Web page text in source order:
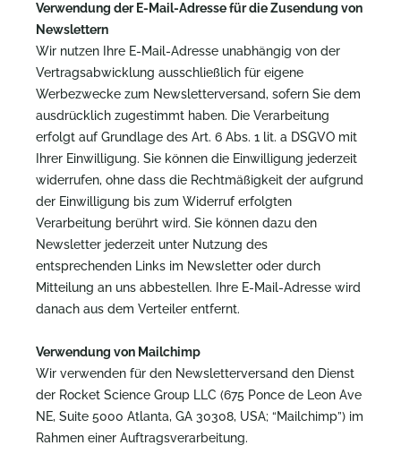
Verwendung der E-Mail-Adresse für die Zusendung von
Newslettern
Wir nutzen Ihre E-Mail-Adresse unabhängig von der
Vertragsabwicklung ausschließlich für eigene
Werbezwecke zum Newsletterversand, sofern Sie dem
ausdrücklich zugestimmt haben. Die Verarbeitung
erfolgt auf Grundlage des Art. 6 Abs. 1 lit. a DSGVO mit
Ihrer Einwilligung. Sie können die Einwilligung jederzeit
widerrufen, ohne dass die Rechtmäßigkeit der aufgrund
der Einwilligung bis zum Widerruf erfolgten
Verarbeitung berührt wird. Sie können dazu den
Newsletter jederzeit unter Nutzung des
entsprechenden Links im Newsletter oder durch
Mitteilung an uns abbestellen. Ihre E-Mail-Adresse wird
danach aus dem Verteiler entfernt.
Verwendung von Mailchimp
Wir verwenden für den Newsletterversand den Dienst
der Rocket Science Group LLC (675 Ponce de Leon Ave
NE, Suite 5000 Atlanta, GA 30308, USA; “Mailchimp”) im
Rahmen einer Auftragsverarbeitung.